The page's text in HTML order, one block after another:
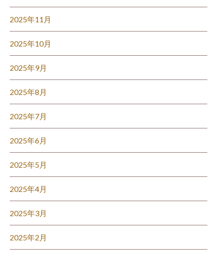
2025年11月
2025年10月
2025年9月
2025年8月
2025年7月
2025年6月
2025年5月
2025年4月
2025年3月
2025年2月